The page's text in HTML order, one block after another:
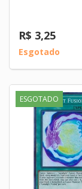
R$ 3,25
Esgotado
ESGOTADO